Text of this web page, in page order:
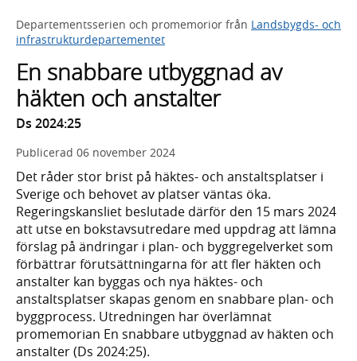
Departementsserien och promemorior från Landsbygds- och
infrastrukturdepartementet
En snabbare utbyggnad av
häkten och anstalter
Ds 2024:25
Publicerad 06 november 2024
Det råder stor brist på häktes- och anstaltsplatser i
Sverige och behovet av platser väntas öka.
Regeringskansliet beslutade därför den 15 mars 2024
att utse en bokstavsutredare med uppdrag att lämna
förslag på ändringar i plan- och byggregelverket som
förbättrar förutsättningarna för att fler häkten och
anstalter kan byggas och nya häktes- och
anstaltsplatser skapas genom en snabbare plan- och
byggprocess. Utredningen har överlämnat
promemorian En snabbare utbyggnad av häkten och
anstalter (Ds 2024:25).